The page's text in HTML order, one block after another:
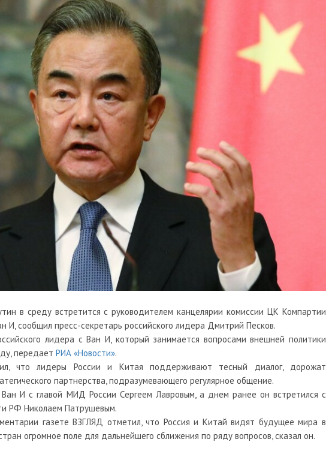
в среду встретится с руководителем канцелярии комиссии ЦК Компартии
И, сообщил пресс-секретарь российского лидера Дмитрий Песков.
лидера с Ван И, который занимается вопросами внешней политики
передает РИА «Новости».
что лидеры России и Китая поддерживают тесный диалог, дорожат
партнерства, подразумевающего регулярное общение.
Ван И с главой МИД России Сергеем Лавровым, а днем ранее он встретился с
РФ Николаем Патрушевым.
газете ВЗГЛЯД отметил, что Россия и Китай видят будущее мира в
огромное поле для дальнейшего сближения по ряду вопросов, сказал он.